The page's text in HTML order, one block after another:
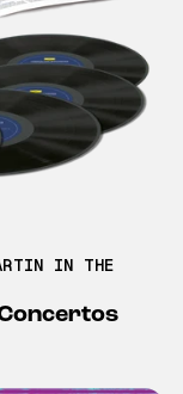
IN THE